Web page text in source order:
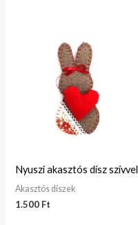
Nyuszi akasztós dísz szívvel
Akasztós díszek
1.500 Ft